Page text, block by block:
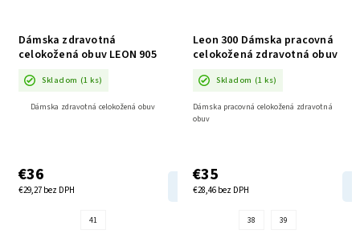
Dámska zdravotná
celokožená obuv LEON 905
Skladom (1 ks)
€29,27 bez DPH
€36
DETAIL
Dámska zdravotná celokožená obuv
41
Leon 300 Dámska pracovná
celokožená zdravotná obuv
Skladom (1 ks)
€28,46 bez DPH
€35
Dámska pracovná celokožená zdravotná
obuv
38 39